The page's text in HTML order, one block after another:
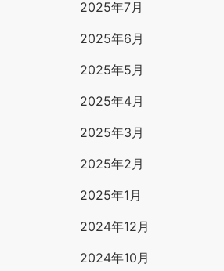
2025年7月
2025年6月
2025年5月
2025年4月
2025年3月
2025年2月
2025年1月
2024年12月
2024年10月